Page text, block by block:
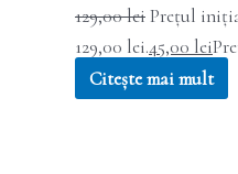
129,00leiPrețul
129,00 lei.45,00 lei
Citește mai mult